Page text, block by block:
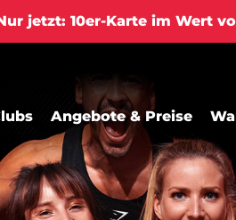
jetzt: 10er-Karte im Wert
Angebote & Preise